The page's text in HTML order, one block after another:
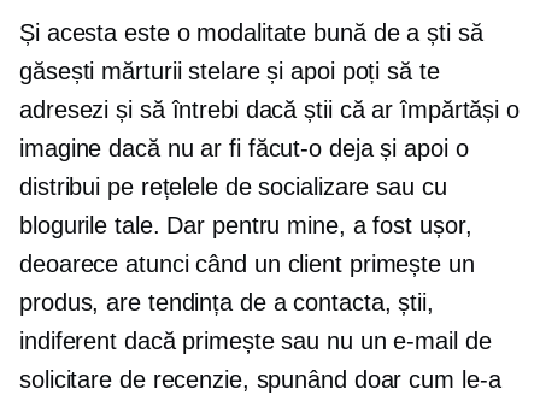
Și acesta este o modalitate bună de a ști să
găsești mărturii stelare și apoi poți să te
adresezi și să întrebi dacă știi că ar împărtăși o
imagine dacă nu ar fi făcut-o deja și apoi o
distribui pe rețelele de socializare sau cu
blogurile tale. Dar pentru mine, a fost ușor,
deoarece atunci când un client primește un
produs, are tendința de a contacta, știi,
indiferent dacă primește sau nu un e-mail de
solicitare de recenzie, spunând doar cum le-a